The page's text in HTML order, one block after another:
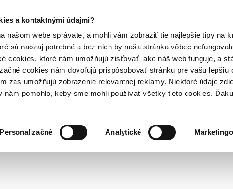
a kontaktnými údajmi?
našom webe správate, a mohli vám zobraziť tie najlepšie tipy na
sú naozaj potrebné a bez nich by naša stránka vôbec
cookies, ktoré nám umožňujú zisťovať, ako náš web funguje, a
cookies nám dovoľujú prispôsobovať stránku pre vašu lepšiu
zas umožňujú zobrazenie relevantnej reklamy. Niektoré údaje
nám pomohlo, keby sme mohli používať všetky tieto cookies.
Personalizačné Analytické